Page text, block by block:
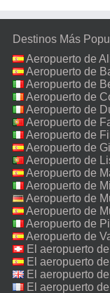
Destinos Más
Aeropuerto de
Aeropuerto de
Aeropuerto de
Aeropuerto de
Aeropuerto de
Aeropuerto de
Aeropuerto de
Roma
Aeropuerto de
Aeropuerto de
Aeropuerto de
Aeropuerto de
Malpensa
Aeropuerto de
Aeropuerto de
Aeropuerto de
Aeropuerto de
El aeropuerto
El aeropuerto
El aeropuerto de
Manchester
El aeropuerto